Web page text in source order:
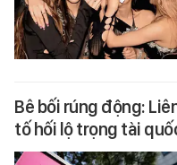
Bê bối rúng động:
tố hối lộ trọng tài